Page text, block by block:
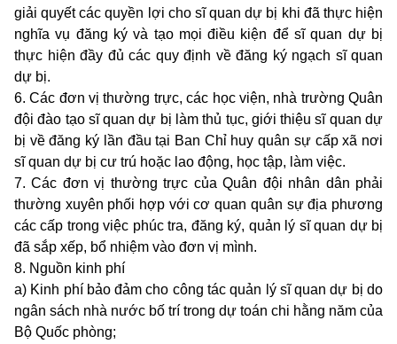
giải quyết các quyền lợi cho sĩ quan dự bị khi đã thực hiện
nghĩa vụ đăng ký và tạo mọi điều kiện để sĩ quan dự bị
thực hiện đầy đủ các quy định về đăng ký ngạch sĩ quan
dự bị.
6. Các đơn vị thường trực, các học viện, nhà trường Quân
đội đào tạo sĩ quan dự bị làm thủ tục, giới thiệu sĩ quan dự
bị về đăng ký lần đầu tại Ban Chỉ huy quân sự cấp xã nơi
sĩ quan dự bị cư trú hoặc lao động, học tập, làm việc.
7. Các đơn vị thường trực của Quân đội nhân dân phải
thường xuyên phối hợp với cơ quan quân sự địa phương
các cấp trong việc phúc tra, đăng ký, quản lý sĩ quan dự bị
đã sắp xếp, bổ nhiệm vào đơn vị mình.
8. Nguồn kinh phí
a) Kinh phí bảo đảm cho công tác quản lý sĩ quan dự bị do
ngân sách nhà nước bố trí trong dự toán chi hằng năm của
Bộ Quốc phòng;